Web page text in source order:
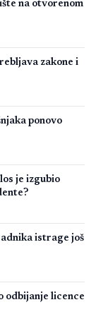
na otvorenom
zakone i
ponovo
je izgubio
istrage još
odbijanje licence